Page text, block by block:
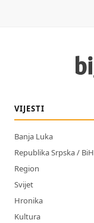
VIJESTI
Banja Luka
Republika Srpska / BiH
Region
Svijet
Hronika
Kultura